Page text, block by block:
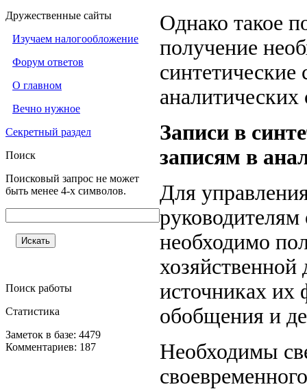
Дружественные сайты
Изучаем налогообложение
Форум ответов
О главном
Вечно нужное
Секретный раздел
Поиск
Поисковый запрос не может
быть менее 4-х символов.
Поиск работы
Статистика
Заметок в базе: 4479
Комментариев: 187
Однако такое
получение
синтетические
аналитических
Записи в
записям в
Для
необходимо
источниках их
обобщения и
Необходимы